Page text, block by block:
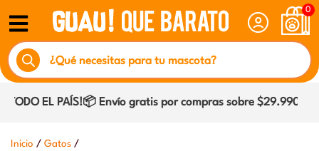
contenido
0
Búsqueda
de
productos
TODO EL PAÍS!📦 Envío gratis por compras sobre $29.990
Inicio / Gatos /